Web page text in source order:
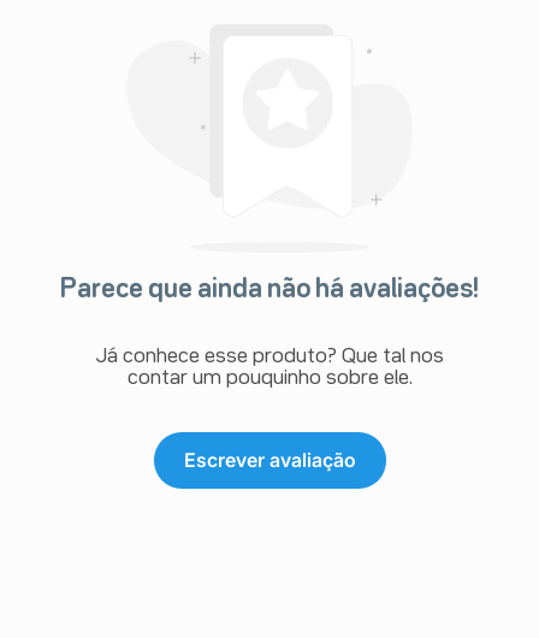
Parece que ainda não há avaliações!
Já conhece esse produto? Que tal nos
contar um pouquinho sobre ele.
Escrever avaliação